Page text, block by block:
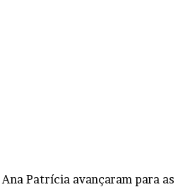
Patrícia avançaram para as